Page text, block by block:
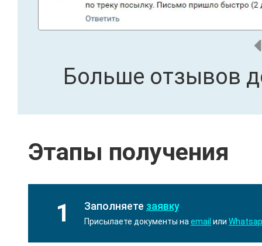
Больше отзывов
Этапы получения
1 Заполняете заявку
Присылаете документы на email или